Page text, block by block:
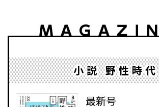
小説 野性時代
最新号